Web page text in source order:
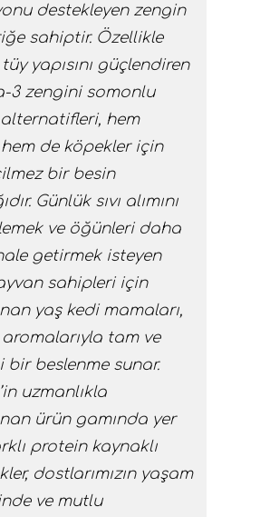
destekleyen zengin
sahiptir. Özellikle
yapısını güçlendiren
3 zengini somonlu
hem
de köpekler için
bir besin
Günlük sıvı alımını
ve öğünleri daha
getirmek isteyen
sahipleri için
yaş kedi mamaları,
tam ve
bir beslenme sunar.
uzmanlıkla
ürün gamında yer
protein kaynaklı
dostlarımızın yaşam
ve mutlu